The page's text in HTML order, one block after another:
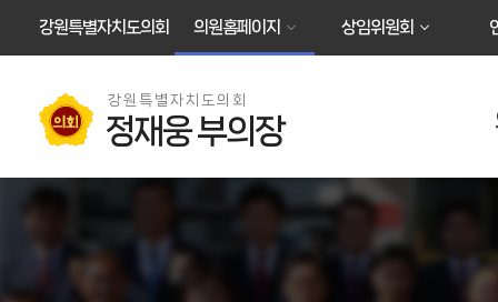
강원특별자치도의회 의원홈페이지 상임위원회
강원특별자치도의회
정재웅 부의장